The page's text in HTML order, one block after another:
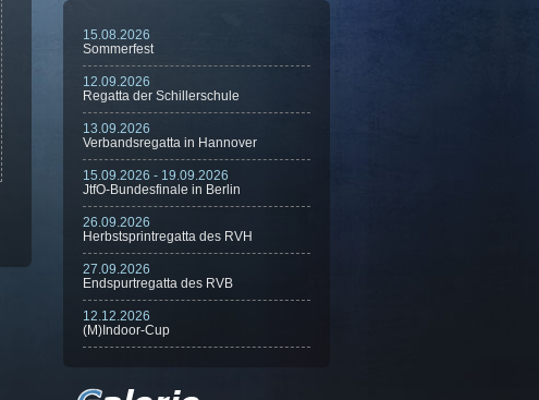
15.08.2026
Sommerfest
12.09.2026
Regatta der Schillerschule
13.09.2026
Verbandsregatta in Hannover
15.09.2026 - 19.09.2026
JtfO-Bundesfinale in Berlin
26.09.2026
Herbstsprintregatta des RVH
27.09.2026
Endspurtregatta des RVB
12.12.2026
(M)Indoor-Cup